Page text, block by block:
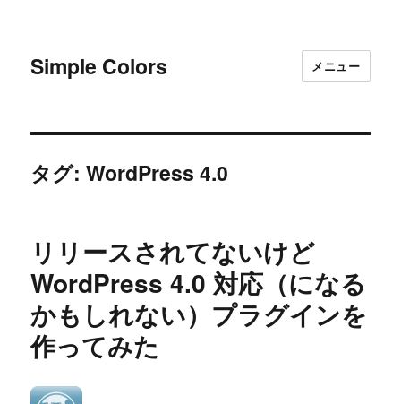
Simple Colors メニュー
タグ:WordPress 4.0
リリースされてないけど
WordPress 4.0 対応（になる
かもしれない）プラグインを
作ってみた